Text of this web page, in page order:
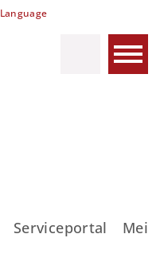
Language
Serviceportal